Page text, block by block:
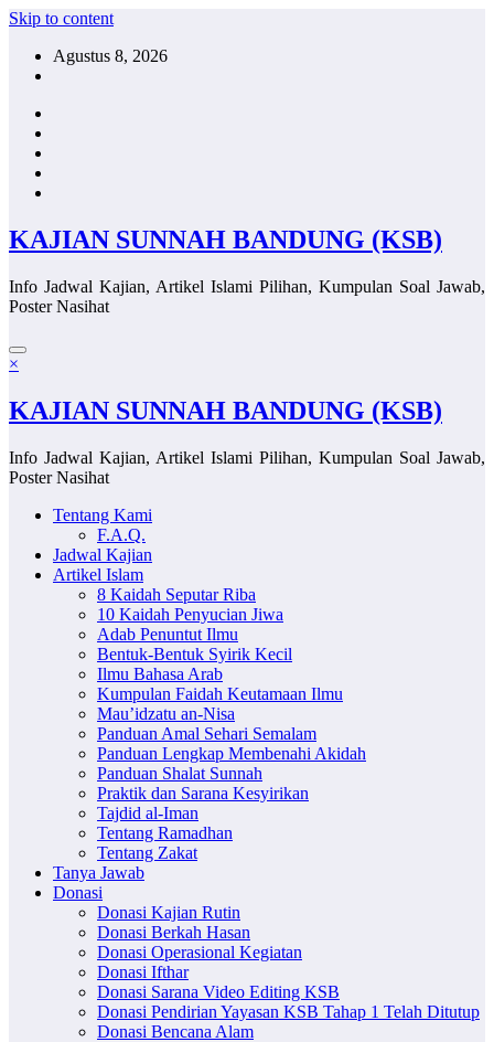
Skip to content
Agustus 8, 2026
KAJIAN SUNNAH BANDUNG (KSB)
Info Jadwal Kajian, Artikel Islami Pilihan, Kumpulan Soal Jawab,
Poster Nasihat
×
KAJIAN SUNNAH BANDUNG (KSB)
Info Jadwal Kajian, Artikel Islami Pilihan, Kumpulan Soal Jawab,
Poster Nasihat
Tentang Kami
F.A.Q.
Jadwal Kajian
Artikel Islam
8 Kaidah Seputar Riba
10 Kaidah Penyucian Jiwa
Adab Penuntut Ilmu
Bentuk-Bentuk Syirik Kecil
Ilmu Bahasa Arab
Kumpulan Faidah Keutamaan Ilmu
Mau’idzatu an-Nisa
Panduan Amal Sehari Semalam
Panduan Lengkap Membenahi Akidah
Panduan Shalat Sunnah
Praktik dan Sarana Kesyirikan
Tajdid al-Iman
Tentang Ramadhan
Tentang Zakat
Tanya Jawab
Donasi
Donasi Kajian Rutin
Donasi Berkah Hasan
Donasi Operasional Kegiatan
Donasi Ifthar
Donasi Sarana Video Editing KSB
Donasi Pendirian Yayasan KSB Tahap 1 Telah Ditutup
Donasi Bencana Alam